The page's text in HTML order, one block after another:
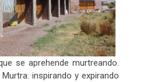
se aprehende murtreando.
inspirando y expirando